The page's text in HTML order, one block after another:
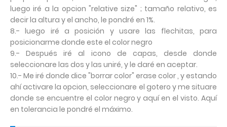
luego iré a la opcion "relative size" ; tamaño relativo, es
decir la altura y el ancho, le pondré en 1%.
8.- luego iré a posición y usare las flechitas, para
posicionarme donde este el color negro
9.- Después iré al icono de capas, desde donde
seleccionare las dos y las uniré, y le daré en aceptar.
10.- Me iré donde dice "borrar color" erase color , y estando
ahí activare la opcion, seleccionare el gotero y me situare
donde se encuentre el color negro y aquí en el visto. Aquí
en tolerancia le pondré el máximo.